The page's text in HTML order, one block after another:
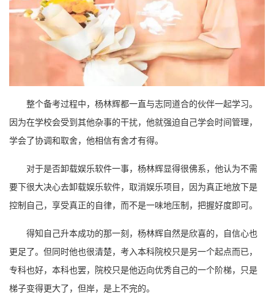
整个备考过程中，杨林辉都一直与志同道合的伙伴一起学习。
因为在学校会受到其他杂事的干扰，他就强迫自己学会时间管理，
学会了协调和取舍，他相信有舍才有得。
对于是否卸载娱乐软件一事，杨林辉显得很佛系，他认为不需
要下很大决心去卸载娱乐软件，取消娱乐项目，因为真正地放下是
控制自己，享受真正的自律，而不是一味地压制，把握好度即可。
得知自己升本成功的那一刻，杨林辉自然是欣喜的，自信心也
更足了。但同时他也很清楚，考入本科院校只是另一个起点而已，
专科也好，本科也罢，院校只是他迈向优秀自己的一个阶梯，只是
梯子变得更大了，但岸，是上不完的。